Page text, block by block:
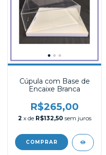
Cúpula com Base de
Encaixe Branca
R$265,00
2 x de R$132,50 sem juros